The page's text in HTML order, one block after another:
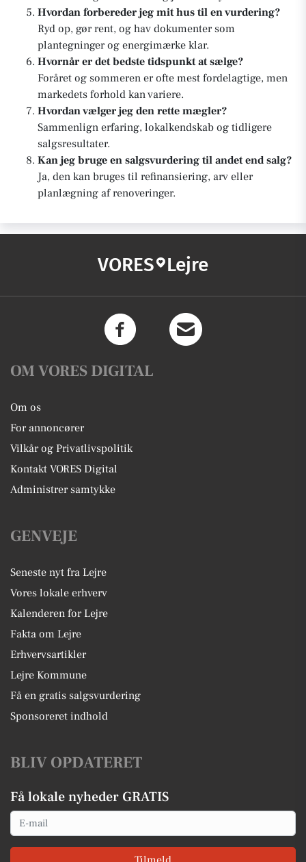
Hvordan forbereder jeg mit hus til en vurdering?
Ryd op, gør rent, og hav dokumenter som
plantegninger og energimærke klar.
Hvornår er det bedste tidspunkt at sælge?
Foråret og sommeren er ofte mest fordelagtige, men
markedets forhold kan variere.
Hvordan vælger jeg den rette mægler?
Sammenlign erfaring, lokalkendskab og tidligere
salgsresultater.
Kan jeg bruge en salgsvurdering til andet end salg?
Ja, den kan bruges til refinansiering, arv eller
planlægning af renoveringer.
VORES Lejre
OM VORES DIGITAL
Om os
For annoncører
Vilkår og Privatlivspolitik
Kontakt VORES Digital
Administrer samtykke
GENVEJE
Seneste nyt fra Lejre
Vores lokale erhverv
Kalenderen for Lejre
Fakta om Lejre
Erhvervsartikler
Lejre Kommune
Få en gratis salgsvurdering
Sponsoreret indhold
BLIV OPDATERET
Få lokale nyheder GRATIS
Email